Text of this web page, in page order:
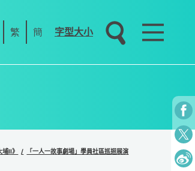
繁 簡 字型大小
II》 「一人一故事劇場」學員社區巡迴展演